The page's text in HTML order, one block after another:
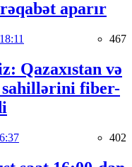
aparır
467
Qazaxıstan və
sahillərini fiber-
402